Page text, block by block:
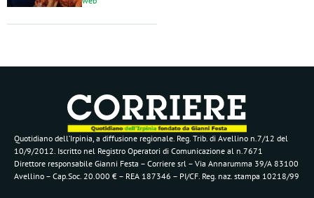
Quotidiano dell’Irpinia, a diffusione regionale. Reg. Trib. di Avellino n.7/12 del
10/9/2012. Iscritto nel Registro Operatori di Comunicazione al n.7671
Direttore responsabile Gianni Festa – Corriere srl – Via Annarumma 39/A 83100
Avellino – Cap.Soc. 20.000 € – REA 187346 – PI/CF. Reg. naz. stampa 10218/99